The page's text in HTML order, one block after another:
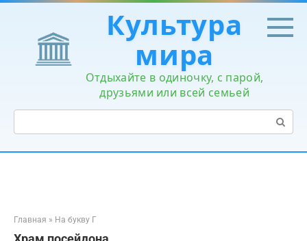
Перейти
контенту
Культура
мира
Отдыхайте в одиночку, с парой,
друзьями или всей семьей
Поиск:
Главная » На букву Г